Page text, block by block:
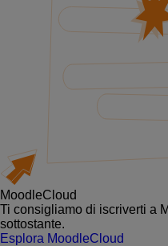
MoodleCloud
Ti consigliamo di iscriverti a
sottostante.
Esplora MoodleCloud